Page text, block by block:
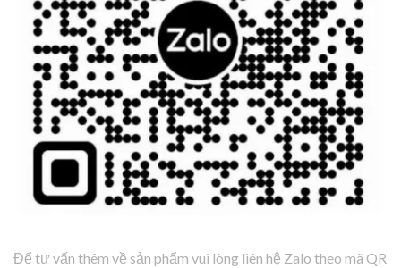
Để tư vấn thêm về sản phẩm vui lòng liên hệ Zalo theo mã QR